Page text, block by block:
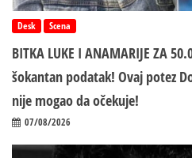
Desk Scena
BITKA LUKE I ANAMARIJE ZA
šokantan podatak! Ovaj potez
nije mogao da očekuje!
07/08/2026